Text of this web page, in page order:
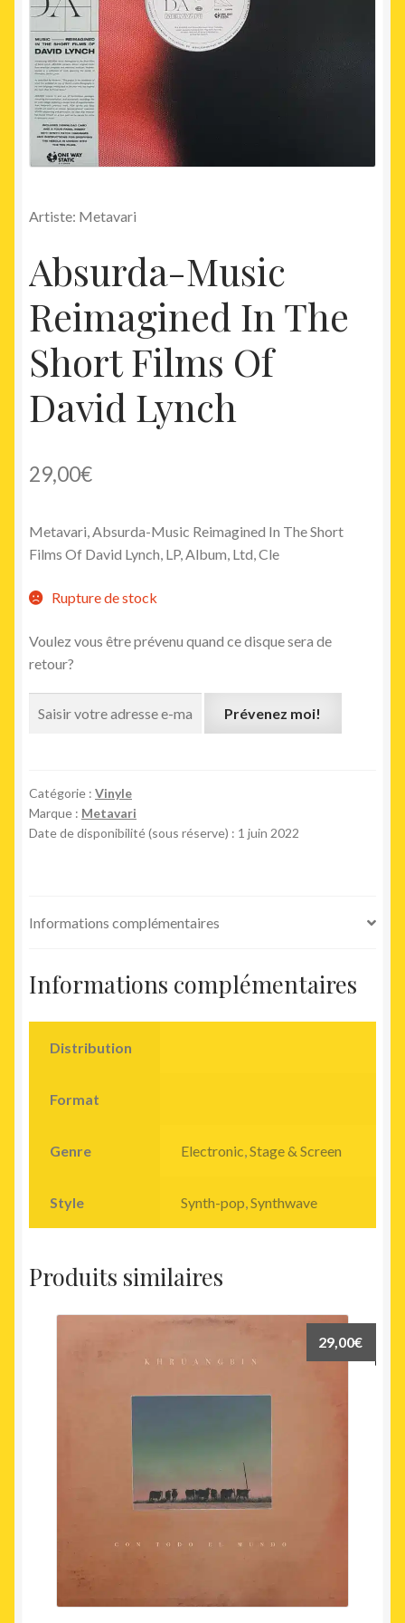
Artiste: Metavari
Absurda-Music
Reimagined In The
Short Films Of
David Lynch
29,00€
Metavari, Absurda-Music Reimagined In The Short
Films Of David Lynch, LP, Album, Ltd, Cle
Rupture de stock
Voulez vous être prévenu quand ce disque sera de
retour?
Prévenez moi!
Catégorie : Vinyle
Marque : Metavari
Date de disponibilité (sous réserve) : 1 juin 2022
Informations complémentaires
Informations complémentaires
Distribution
Format
Genre Electronic Stage & Screen
Style Synth-pop Synthwave
Produits similaires
29,00€